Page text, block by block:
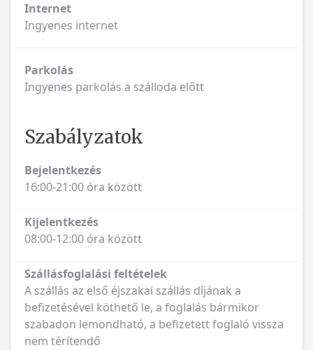
Internet
Ingyenes internet
Parkolás
Ingyenes parkolás a szálloda előtt
Szabályzatok
Bejelentkezés
16:00-21:00 óra között
Kijelentkezés
08:00-12:00 óra között
Szállásfoglalási feltételek
A szállás az első éjszakai szállás díjának a
befizetésével köthető le, a foglalás bármikor
szabadon lemondható, a befizetett foglaló vissza
nem térítendő